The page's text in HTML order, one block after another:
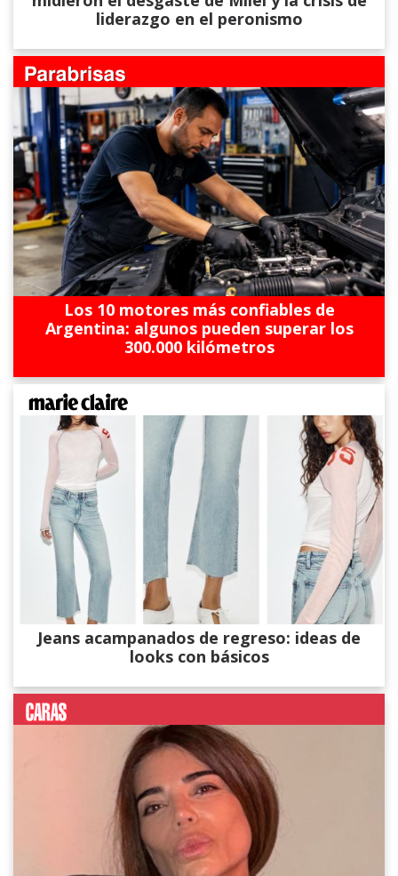
liderazgo en el peronismo
Los 10 motores más confiables de
Argentina: algunos pueden superar los
300.000 kilómetros
Jeans acampanados de regreso: ideas de
looks con básicos